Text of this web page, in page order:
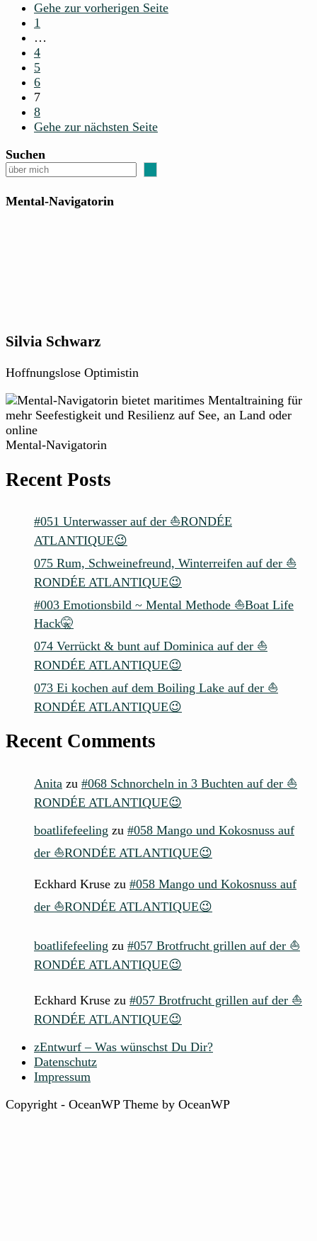
Gehe zur vorherigen Seite
1
…
4
5
6
7
8
Gehe zur nächsten Seite
Suchen
Mental-Navigatorin
Silvia Schwarz
Hoffnungslose Optimistin
Mental-Navigatorin
Recent Posts
#051 Unterwasser auf der ⛵RONDÉE
ATLANTIQUE😉
075 Rum, Schweinefreund, Winterreifen auf der ⛵
RONDÉE ATLANTIQUE😉
#003 Emotionsbild ~ Mental Methode ⛵Boat Life
Hack🤫
074 Verrückt & bunt auf Dominica auf der ⛵
RONDÉE ATLANTIQUE😉
073 Ei kochen auf dem Boiling Lake auf der ⛵
RONDÉE ATLANTIQUE😉
Recent Comments
Anita zu #068 Schnorcheln in 3 Buchten auf der ⛵
RONDÉE ATLANTIQUE😉
boatlifefeeling zu #058 Mango und Kokosnuss auf
der ⛵RONDÉE ATLANTIQUE😉
Eckhard Kruse zu #058 Mango und Kokosnuss auf
der ⛵RONDÉE ATLANTIQUE😉
boatlifefeeling zu #057 Brotfrucht grillen auf der ⛵
RONDÉE ATLANTIQUE😉
Eckhard Kruse zu #057 Brotfrucht grillen auf der ⛵
RONDÉE ATLANTIQUE😉
zEntwurf – Was wünschst Du Dir?
Datenschutz
Impressum
Copyright - OceanWP Theme by OceanWP